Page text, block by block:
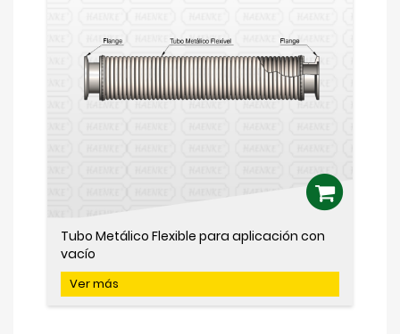
Tubo Metálico Flexible para aplicación con
vacío
Ver más